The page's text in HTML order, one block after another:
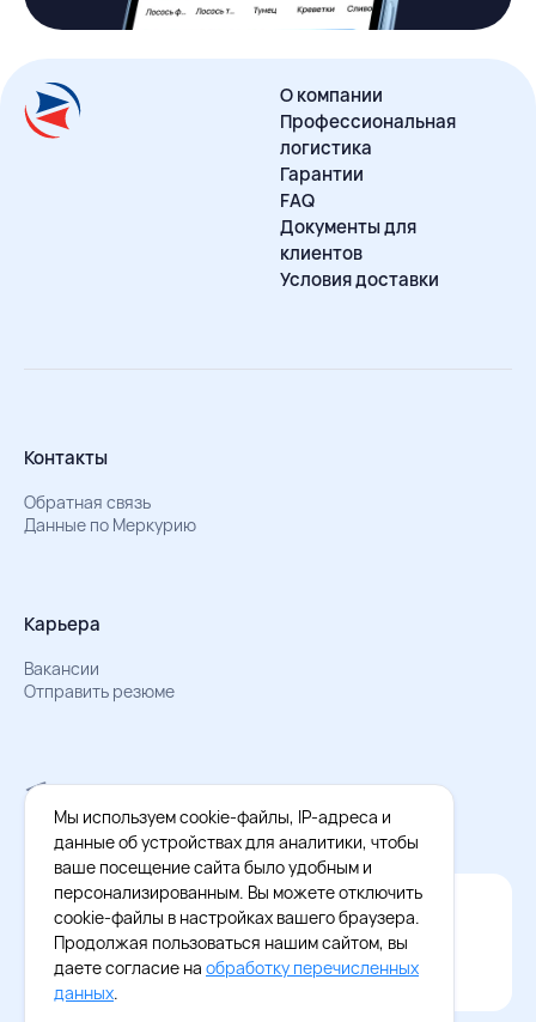
О компании
Профессиональная
логистика
Гарантии
FAQ
Документы для
клиентов
Условия доставки
Контакты
Обратная связь
Данные по Меркурию
Карьера
Вакансии
Отправить резюме
Мы в Телеграм
Документы об обработке персональных данных
Охрана труда – результаты СОУТ
Официальное приложение Восток - Запад
Cкачайте бесплатное приложение
Мы используем cookie-файлы, IP-адреса и
данные об устройствах для аналитики, чтобы
ваше посещение сайта было удобным и
персонализированным. Вы можете отключить
cookie-файлы в настройках вашего браузера.
Продолжая пользоваться нашим сайтом, вы
даете согласие на обработку перечисленных
данных.